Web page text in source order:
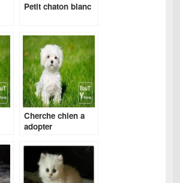
Petit chaton blanc
Cherche chien a
adopter